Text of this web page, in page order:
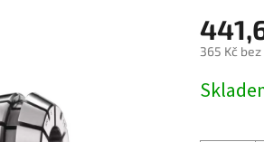
365 Kč bez
cena: